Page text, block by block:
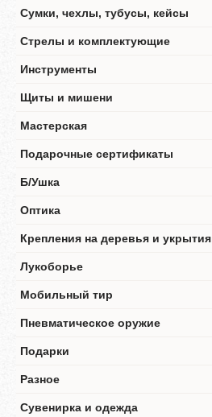
Сумки, чехлы, тубусы, кейсы
Стрелы и комплектующие
Инструменты
Щиты и мишени
Мастерская
Подарочные сертификаты
Б/Ушка
Оптика
Крепления на деревья и укрытия
Лукоборье
Мобильный тир
Пневматическое оружие
Подарки
Разное
Сувенирка и одежда